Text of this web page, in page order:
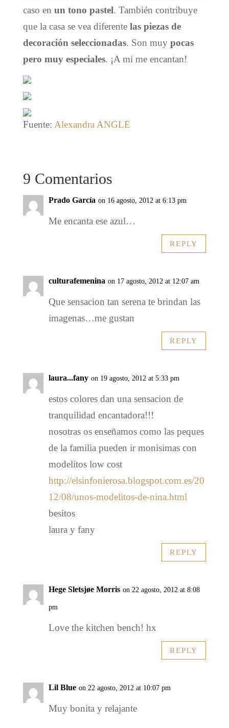
caso en un tono pastel. También contribuye
que la casa se vea diferente las piezas de
decoración seleccionadas. Son muy pocas
pero muy especiales. ¡A mi me encantan!
Fuente: Alexandra ANGLE
9 Comentarios
Prado García on 16 agosto, 2012 at 6:13 pm
Me encanta ese azul…
REPLY
culturafemenina on 17 agosto, 2012 at 12:07 am
Que sensacion tan serena te brindan las
imagenas…me gustan
REPLY
laura...fany on 19 agosto, 2012 at 5:33 pm
estos colores dan una sensacion de
tranquilidad encantadora!!!
nosotras os enseñamos como las peques
de la familia pueden ir monisimas con
modelitos low cost
http://elsinfonierosa.blogspot.com.es/20
12/08/unos-modelitos-de-nina.html
besitos
laura y fany
REPLY
Hege Sletsjøe Morris on 22 agosto, 2012 at 8:08
pm
Love the kitchen bench! hx
REPLY
Lil Blue on 22 agosto, 2012 at 10:07 pm
Muy bonita y relajante